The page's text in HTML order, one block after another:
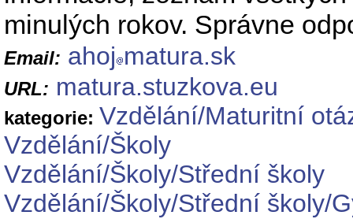
minulých rokov. Správne
Email: ahoj matura.sk
URL: matura.stuzkova.eu
kategorie: Vzdělání/Maturitní
Vzdělání/Školy
Vzdělání/Školy/Střední školy
Vzdělání/Školy/Střední školy/